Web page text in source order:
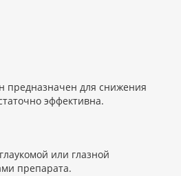
предназначен для снижения
эффективна.
или глазной
препарата.